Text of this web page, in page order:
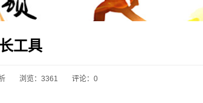
工具
浏览：3361 评论：0